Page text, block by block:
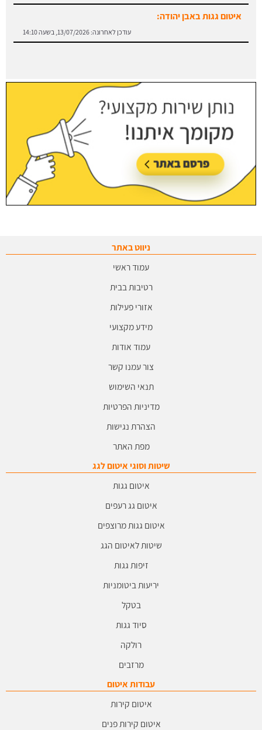
ניווט באתר
עמוד ראשי
רטיבות בבית
אזורי פעילות
מידע מקצועי
עמוד אודות
צור עמנו קשר
תנאי השימוש
מדיניות הפרטיות
הצהרת נגישות
מפת האתר
שיטות וסוגי איטום לגג
איטום גגות
איטום גג רעפים
איטום גגות מרוצפים
שיטות לאיטום הגג
זיפות גגות
יריעות ביטומניות
בטקל
סיוד גגות
רולקה
מרזבים
עבודות איטום
איטום קירות
איטום קירות פנים